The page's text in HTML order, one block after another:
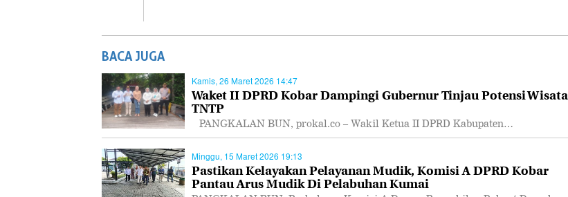
BACA JUGA
Kamis, 26 Maret 2026 14:47
Waket II DPRD Kobar Dampingi Gubernur Tinjau Potensi Wisata
TNTP
PANGKALAN BUN, prokal.co – Wakil Ketua II DPRD Kabupaten…
Minggu, 15 Maret 2026 19:13
Pastikan Kelayakan Pelayanan Mudik, Komisi A DPRD Kobar
Pantau Arus Mudik Di Pelabuhan Kumai